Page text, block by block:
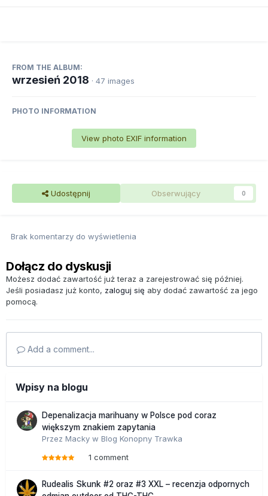
FROM THE ALBUM:
wrzesień 2018 · 47 images
PHOTO INFORMATION
View photo EXIF information
Udostępnij Obserwujący 0
Brak komentarzy do wyświetlenia
Dołącz do dyskusji
Możesz dodać zawartość już teraz a zarejestrować się później.
Jeśli posiadasz już konto, zaloguj się aby dodać zawartość za jego
pomocą.
Add a comment...
Wpisy na blogu
Depenalizacja marihuany w Polsce pod coraz
większym znakiem zapytania
Przez Macky w Blog Konopny Trawka
1 comment
Rudealis Skunk #2 oraz #3 XXL – recenzja odpornych